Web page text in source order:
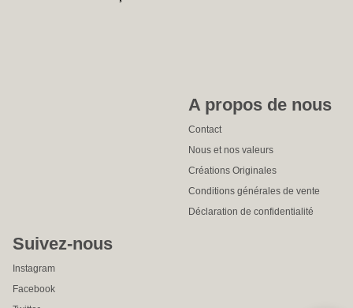
A propos de nous
Contact
Nous et nos valeurs
Créations Originales
Conditions générales de vente
Déclaration de confidentialité
Suivez-nous
Instagram
Facebook